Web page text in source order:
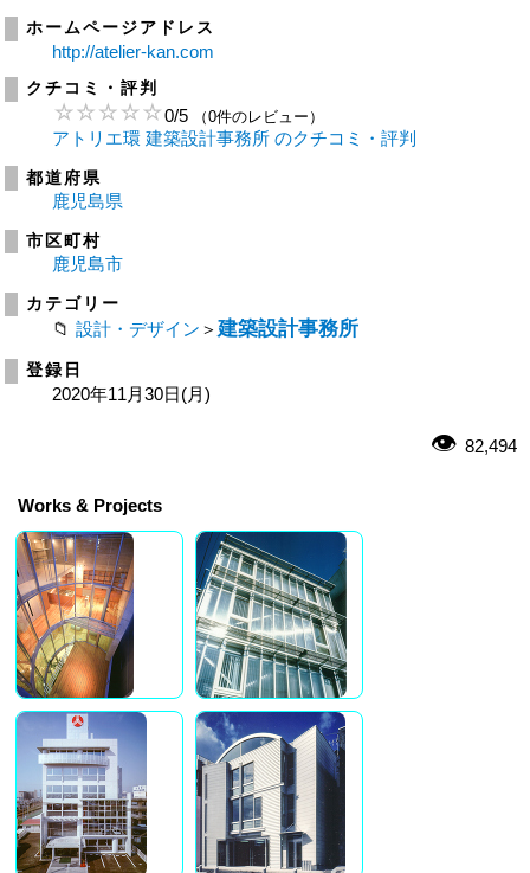
ホームページアドレス
http://atelier-kan.com
クチコミ・評判
0/5 （0件のレビュー）
アトリエ環 建築設計事務所 のクチコミ・評判
都道府県
鹿児島県
市区町村
鹿児島市
カテゴリー
設計・デザイン ＞ 建築設計事務所
登録日
2020年11月30日(月)
82,494
Works & Projects